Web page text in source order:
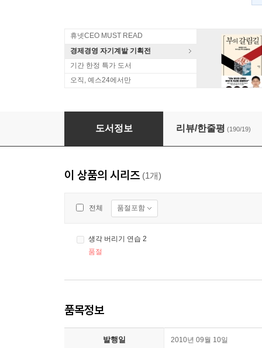
휴넷CEO MUST READ
경제경영 자기계발 기획전
기간 한정 특가 도서
오직, 예스24에서만
생각 버리기 연습
도서정보 리뷰/한줄평 (190/19)
이 상품의 시리즈 (1개)
전체 품절포함
생각 버리기 연습 2
품절
품목정보
발행일 2010년 09월 10일